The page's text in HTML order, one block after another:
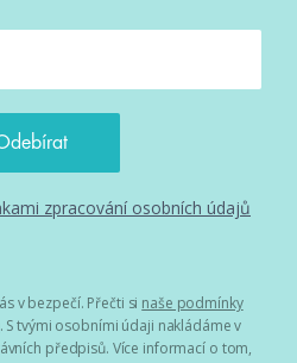
zpracování osobních údajů
v bezpečí. Přečti si naše podmínky
. S tvými osobními údaji nakládáme v
předpisů. Více informací o tom,